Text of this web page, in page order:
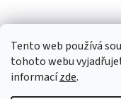
Tento web používá
tohoto webu
informacízde.